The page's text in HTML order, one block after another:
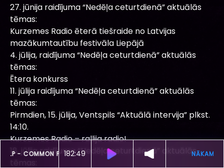
ŠOBRĪD SKANPULP - COMMON PEOPLE
182:45
27. jūnija raidījuma “Nedēļa ceturtdienā” aktuālās
tēmas:
Kurzemes Radio ēterā tiešraide no Latvijas
mazākumtautību festivāla Liepājā
4. jūlija, raidījuma “Nedēļa ceturtdienā” aktuālās
tēmas:
Ētera konkurss
11. jūlija raidījuma “Nedēļa ceturtdienā” aktuālās
tēmas:
Pirmdien, 15. jūlija, Ventspils “Aktuālā intervija” plkst.
14:10.
Kurzemes Radio – rallija radio!
18. jūlija raidījuma “Nedēļa ceturtdienā” aktuālās
tēmas: